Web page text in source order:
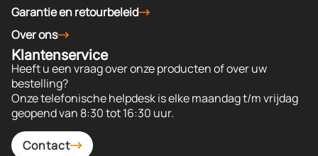
Garantie en retourbeleid
Over ons
Klantenservice
Heeft u een vraag over onze producten of over uw
bestelling?
Onze telefonische helpdesk is elke maandag t/m vrijdag
geopend van 8:30 tot 16:30 uur.
Contact